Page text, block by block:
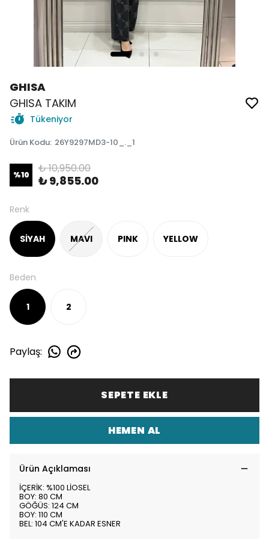
GHISA
GHISA TAKIM
Tükeniyor
Ürün Kodu: 26Y9297MD3-10_._1
%10 ₺ 10,950.00
₺ 9,855.00
Renk
SİYAH MAVI PINK YELLOW
Beden
1 2
Paylaş:
SEPETE EKLE
HEMEN AL
Ürün Açıklaması
İÇERİK: %100 LİOSEL
BOY: 80 CM
GÖĞÜS: 124 CM
BOY: 110 CM
BEL: 104 CM'E KADAR ESNER